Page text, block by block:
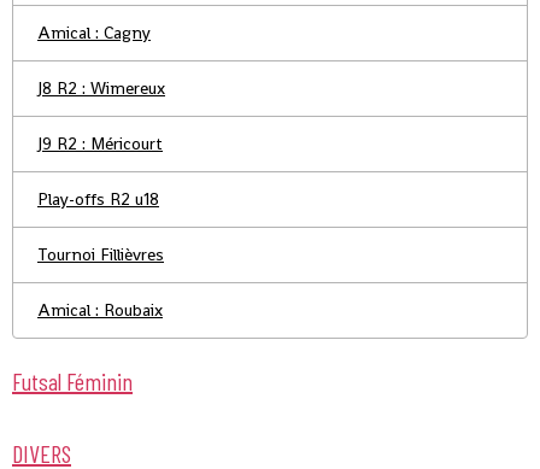
Amical : Cagny
J8 R2 : Wimereux
J9 R2 : Méricourt
Play-offs R2 u18
Tournoi Fillièvres
Amical : Roubaix
Futsal Féminin
DIVERS